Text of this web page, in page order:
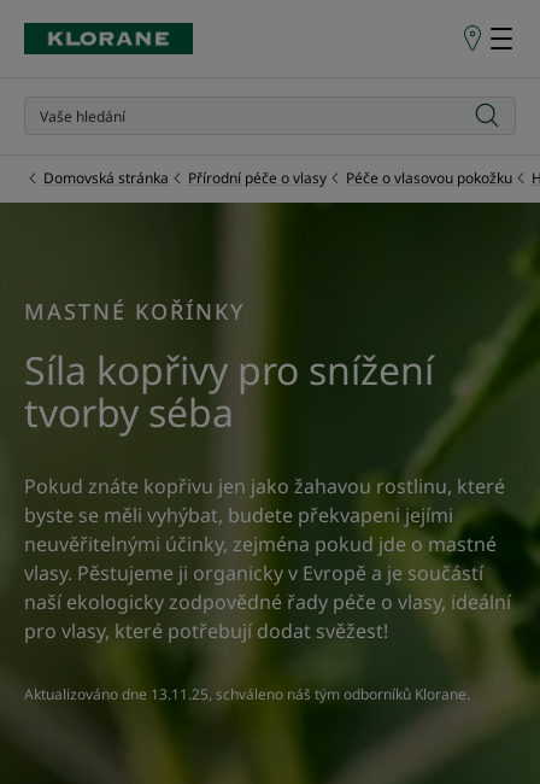
Prodejní
Domovská stránka Přírodní péče o vlasy Péče o vlasovou pokožku
MASTNÉ KOŘÍNKY
Síla kopřivy pro snížení
tvorby séba
Pokud znáte kopřivu jen jako žahavou rostlinu, které
byste se měli vyhýbat, budete překvapeni jejími
neuvěřitelnými účinky, zejména pokud jde o mastné
vlasy. Pěstujeme ji organicky v Evropě a je součástí
naší ekologicky zodpovědné řady péče o vlasy, ideální
pro vlasy, které potřebují dodat svěžest!
Aktualizováno dne 13.11.25, schváleno náš tým odborníků Klorane.